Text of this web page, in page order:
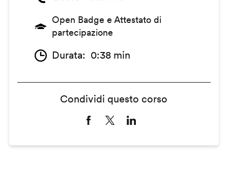
Open Badge e Attestato di
partecipazione
Durata 0:38 min
Condividi questo corso